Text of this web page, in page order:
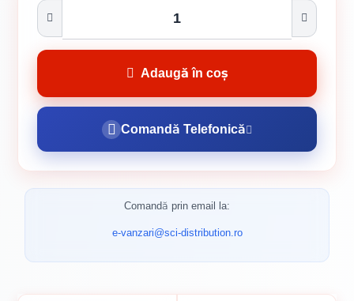
Adaugă în coș
Comandă Telefonică
Comandă prin email la:
e-vanzari@sci-distribution.ro